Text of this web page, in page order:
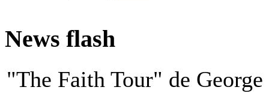
News flash
"The Faith Tour" de